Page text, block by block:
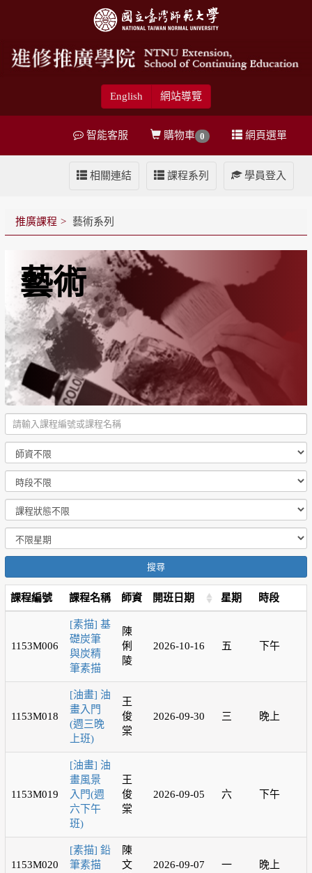
English 網站導覽
網頁選單
購物車 0
智能客服
學員登入
課程系列
相關連結
推廣課程 藝術系列
藝術
搜尋
課程編號 課程名稱 師資 開班日期 星期 時段
1153M006
[素描] 基
礎炭筆
與炭精
筆素描
陳
俐
陵
2026-10-16 五 下午
1153M018
[油畫] 油
畫入門
(週三晚
上班)
王
俊
棠
2026-09-30 三 晚上
1153M019
[油畫] 油
畫風景
入門(週
六下午
班)
王
俊
棠
2026-09-05 六 下午
1153M020
[素描] 鉛
筆素描
陳
文
2026-09-07 一 晚上